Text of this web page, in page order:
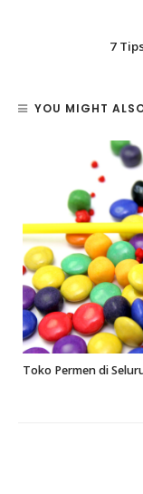
7
YOU MIGHT
Toko Permen di